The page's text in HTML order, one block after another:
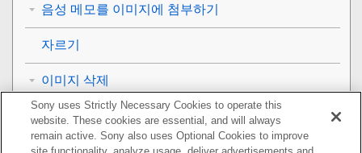
음성 메모를 이미지에 첨부하기
자르기
이미지 삭제
TV로 이미지 보기
Sony uses Strictly Necessary Cookies to operate this
website. These cookies are essential, and will always
remain active. Sony also uses Optional Cookies to improve